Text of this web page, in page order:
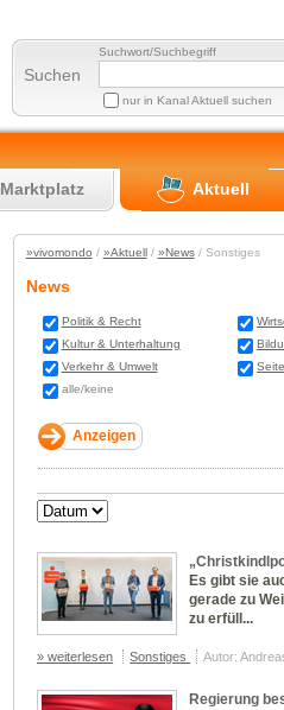
Suchen
Suchwort/Suchbegriff
nur in Kanal Aktuell suchen
Marktplatz Aktuell
»vivomondo / »Aktuell/ »News/ Sonstiges
News
Politik & Recht
Kultur & Unterhaltung
Verkehr & Umwelt
alle/keine
Es gibt sie
gerade zu
zu erfüll...
» weiterlesen Sonstiges Autor:
Regierung